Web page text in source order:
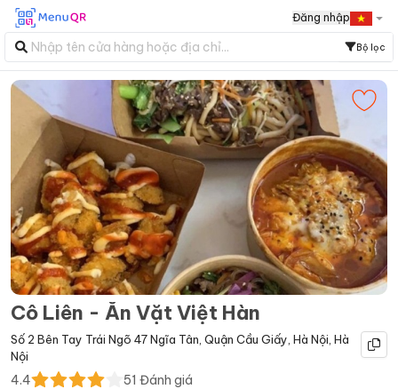
Đăng nhập
Bộ lọc
Cô Liên - Ăn Vặt Việt Hàn
Số 2 Bên Tay Trái Ngõ 47 Ngĩa Tân, Quận Cầu Giấy, Hà Nội, Hà
Nội
4.4 51 Đánh giá